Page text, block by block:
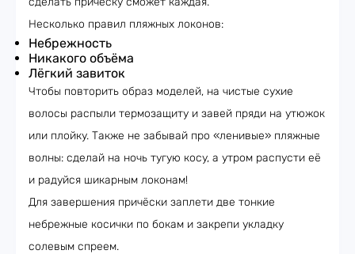
Несколько правил пляжных локонов:
Небрежность
Никакого объёма
Лёгкий завиток
Чтобы повторить образ моделей, на чистые сухие
волосы распыли термозащиту и завей пряди на утюжок
или плойку. Также не забывай про «ленивые» пляжные
волны: сделай на ночь тугую косу, а утром распусти её
и радуйся шикарным локонам!
Для завершения причёски заплети две тонкие
небрежные косички по бокам и закрепи укладку
солевым спреем.